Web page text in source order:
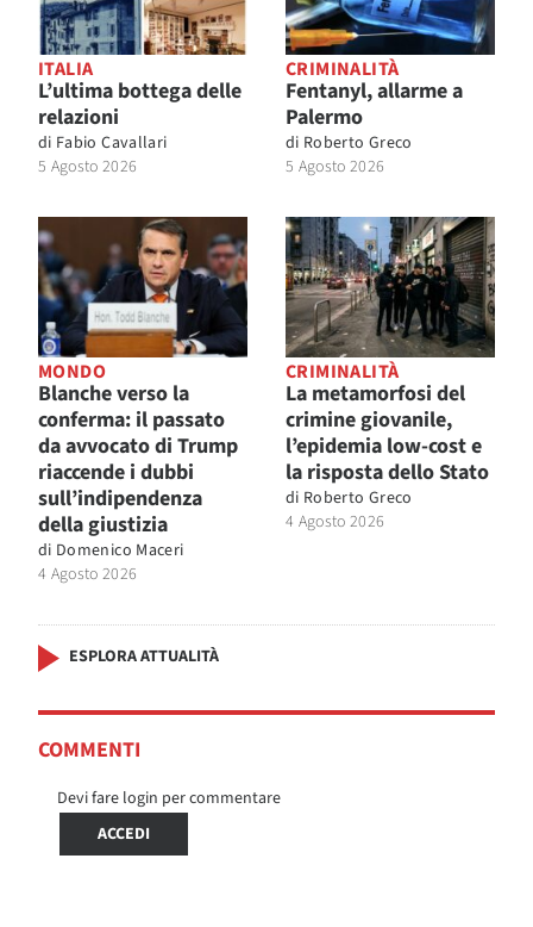
ITALIA
L’ultima bottega delle
relazioni
di Fabio Cavallari
5 Agosto 2026
CRIMINALITÀ
Fentanyl, allarme a
Palermo
di Roberto Greco
5 Agosto 2026
MONDO
Blanche verso la
conferma: il passato
da avvocato di Trump
riaccende i dubbi
sull’indipendenza
della giustizia
di Domenico Maceri
4 Agosto 2026
CRIMINALITÀ
La metamorfosi del
crimine giovanile,
l’epidemia low-cost e
la risposta dello Stato
di Roberto Greco
4 Agosto 2026
ESPLORA ATTUALITÀ
COMMENTI
Devi fare login per commentare
ACCEDI